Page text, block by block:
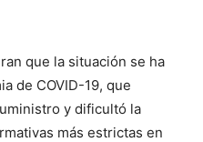
que la situación se ha
de COVID-19, que
y dificultó la
más estrictas en